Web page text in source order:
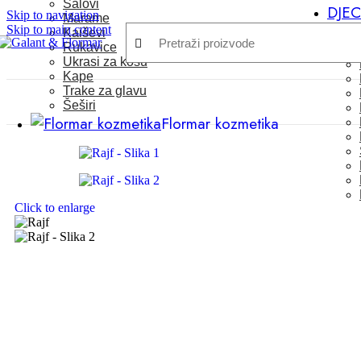
Skip to navigation
Skip to main content
Šalovi
Marame
Kaiševi
Rukavice
Ukrasi za kosu
Kape
Trake za glavu
Šeširi
Flormar kozmetika
Click to enlarge